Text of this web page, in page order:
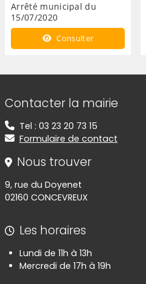
Arrêté municipal du
15/07/2020
Arrêté portant délégation de
pouvoirs et signature
Consulter
Informations de
Contacter la mairie
Tel : 03 23 20 73 15
Formulaire de contact
Nous trouver
9, rue du Doyenet
02160 CONCEVREUX
Les horaires
Lundi de 11h à 13h
Mercredi de 17h à 19h